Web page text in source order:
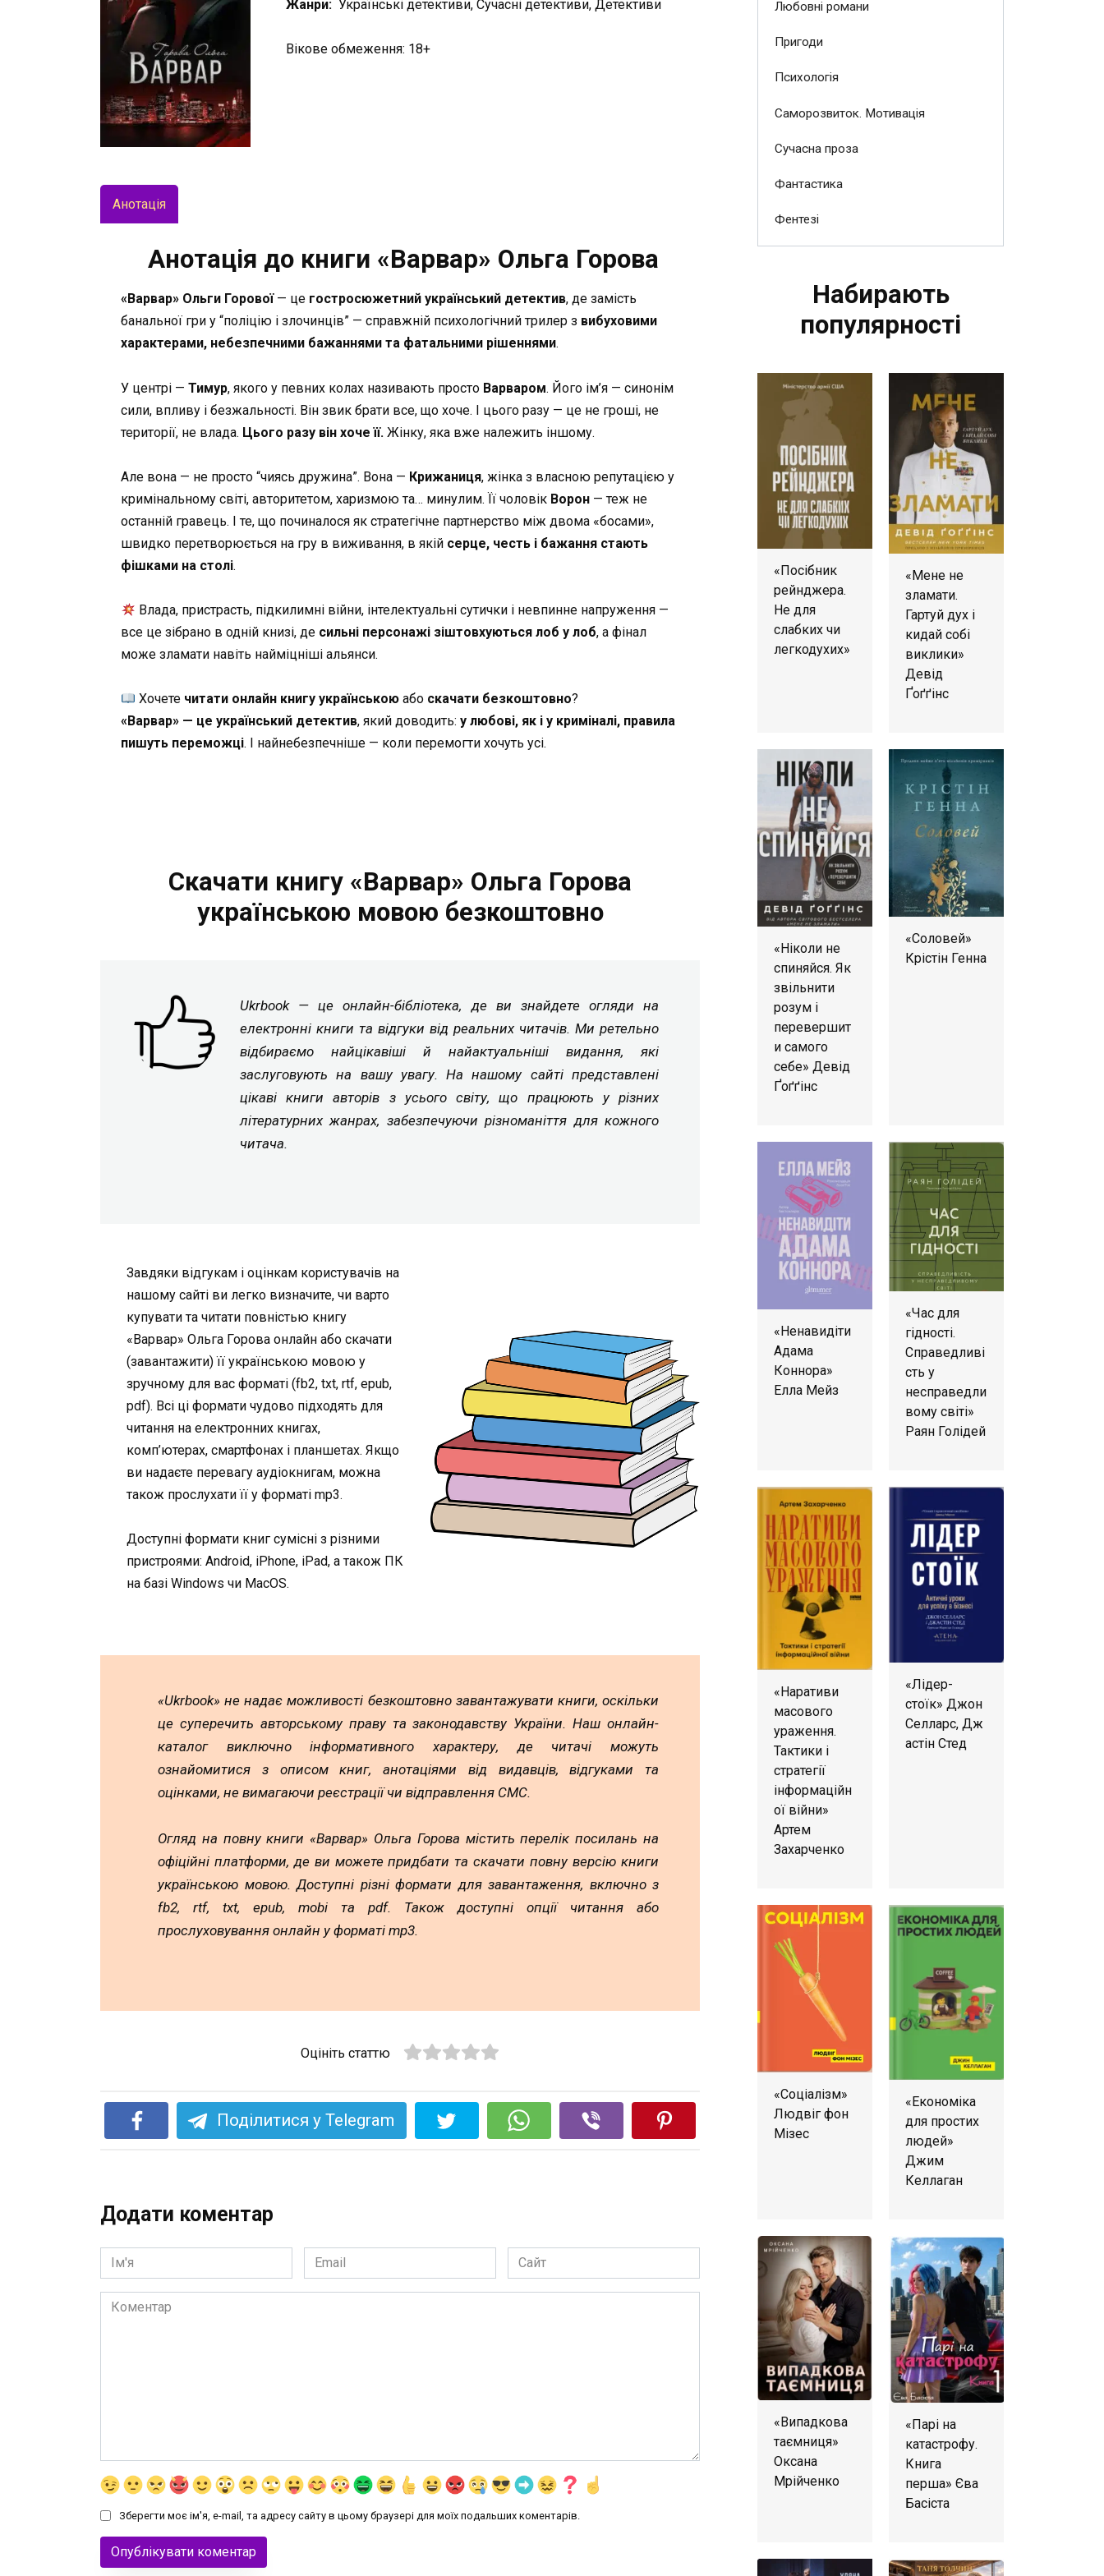
Жанри: Українські детективи, Сучасні детективи, Детективи
Вікове обмеження: 18+
Анотація
Анотація до книги «Варвар» Ольга Горова
«Варвар» Ольги Горової— це гостросюжетний український детектив, де замість
банальної гри у “поліцію і злочинців” — справжній психологічний трилер з вибуховими
характерами, небезпечними бажаннями та фатальними рішеннями.
У центрі — Тимур, якого у певних колах називають просто Варваром. Його ім’я — синонім
сили, впливу і безжальності. Він звик брати все, що хоче. І цього разу — це не гроші, не
території, не влада. Цього разу він хоче її. Жінку, яка вже належить іншому.
Але вона — не просто “чиясь дружина”. Вона — Крижаниця, жінка з власною репутацією у
кримінальному світі, авторитетом, харизмою та… минулим. Її чоловік Ворон — теж не
останній гравець. І те, що починалося як стратегічне партнерство між двома «босами»,
швидко перетворюється на гру в виживання, в якій серце, честь і бажання стають
фішками на столі.
Влада, пристрасть, підкилимні війни, інтелектуальні сутички і невпинне напруження —
все це зібрано в одній книзі, де сильні персонажі зіштовхуються лоб у лоб, а фінал
може зламати навіть найміцніші альянси.
Хочете читати онлайн книгу українською або скачати безкоштовно?
«Варвар» — це український детектив, який доводить: у любові, як і у криміналі, правила
пишуть переможці. І найнебезпечніше — коли перемогти хочуть усі.
Скачати книгу «Варвар» Ольга Горова
українською мовою безкоштовно
Ukrbook — це онлайн-бібліотека, де ви знайдете огляди на
електронні книги та відгуки від реальних читачів. Ми ретельно
відбираємо найцікавіші й найактуальніші видання, які
заслуговують на вашу увагу. На нашому сайті представлені
цікаві книги авторів з усього світу, що працюють у різних
літературних жанрах, забезпечуючи різноманіття для кожного
читача.
Завдяки відгукам і оцінкам користувачів на
нашому сайті ви легко визначите, чи варто
купувати та читати повністью книгу
«Варвар» Ольга Горова онлайн або скачати
(завантажити) її українською мовою у
зручному для вас форматі (fb2, txt, rtf, epub,
pdf). Всі ці формати чудово підходять для
читання на електронних книгах,
комп’ютерах, смартфонах і планшетах. Якщо
ви надаєте перевагу аудіокнигам, можна
також прослухати її у форматі mp3.
Доступні формати книг сумісні з різними
пристроями: Android, iPhone, iPad, а також ПК
на базі Windows чи MacOS.
«Ukrbook» не надає можливості безкоштовно завантажувати книги, оскільки
це суперечить авторському праву та законодавству України. Наш онлайн-
каталог виключно інформативного характеру, де читачі можуть
ознайомитися з описом книг, анотаціями від видавців, відгуками та
оцінками, не вимагаючи реєстрації чи відправлення СМС.
Огляд на повну книги «Варвар» Ольга Горова містить перелік посилань на
офіційні платформи, де ви можете придбати та скачати повну версію книги
українською мовою. Доступні різні формати для завантаження, включно з
fb2, rtf, txt, epub, mobi та pdf. Також доступні опції читання або
прослуховування онлайн у форматі mp3.
Оцініть статтю
Поділитися у Telegram
Додати коментар
Ім'я
*
Email
*
Сайт
Коментар
Зберегти моє ім'я, e-mail, та адресу сайту в цьому браузері для моїх подальших коментарів.
Любовні романи
Пригоди
Психологія
Саморозвиток. Мотивація
Сучасна проза
Фантастика
Фентезі
Набирають
популярності
«Посібник
рейнджера.
Не для
слабких чи
легкодухих»
«Мене не
зламати.
Гартуй дух і
кидай собі
виклики»
Девід
Ґоґґінс
«Ніколи не
спиняйся. Як
звільнити
розум і
перевершит
и самого
себе» Девід
Ґоґґінс
«Соловей»
Крістін Генна
«Ненавидіти
Адама
Коннора»
Елла Мейз
«Час для
гідності.
Справедливі
сть у
несправедли
вому світі»
Раян Голідей
«Наративи
масового
ураження.
Тактики і
стратегії
інформаційн
ої війни»
Артем
Захарченко
«Лідер-
стоїк» Джон
Селларс, Дж
астін Стед
«Соціалізм»
Людвіг фон
Мізес
«Економіка
для простих
людей»
Джим
Келлаган
«Випадкова
таємниця»
Оксана
Мрійченко
«Парі на
катастрофу.
Книга
перша» Єва
Басіста